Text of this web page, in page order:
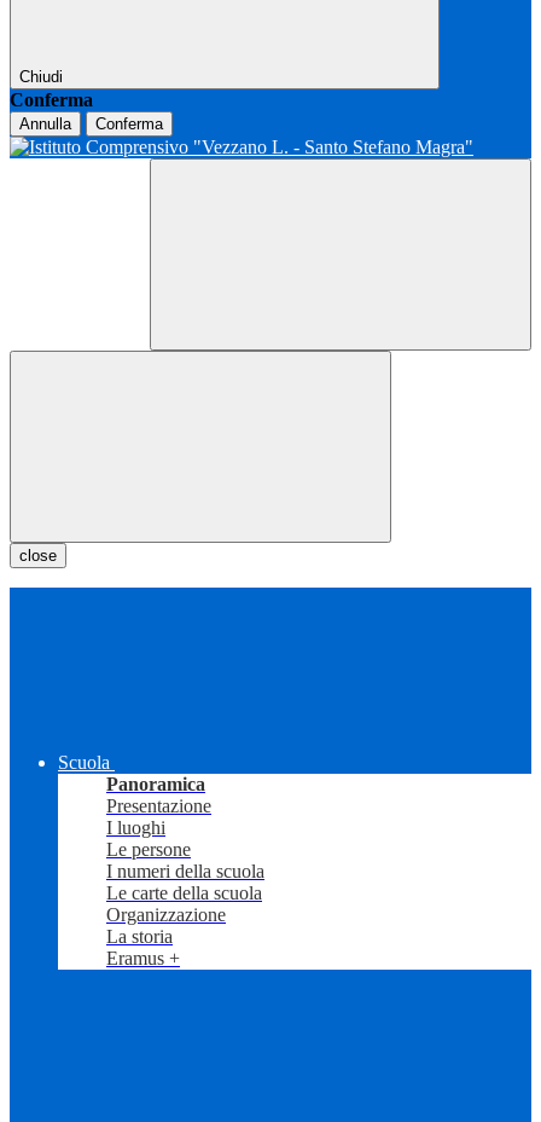
Chiudi
Conferma
Annulla Conferma
close
Scuola
Panoramica
Presentazione
I luoghi
Le persone
I numeri della scuola
Le carte della scuola
Organizzazione
La storia
Eramus +